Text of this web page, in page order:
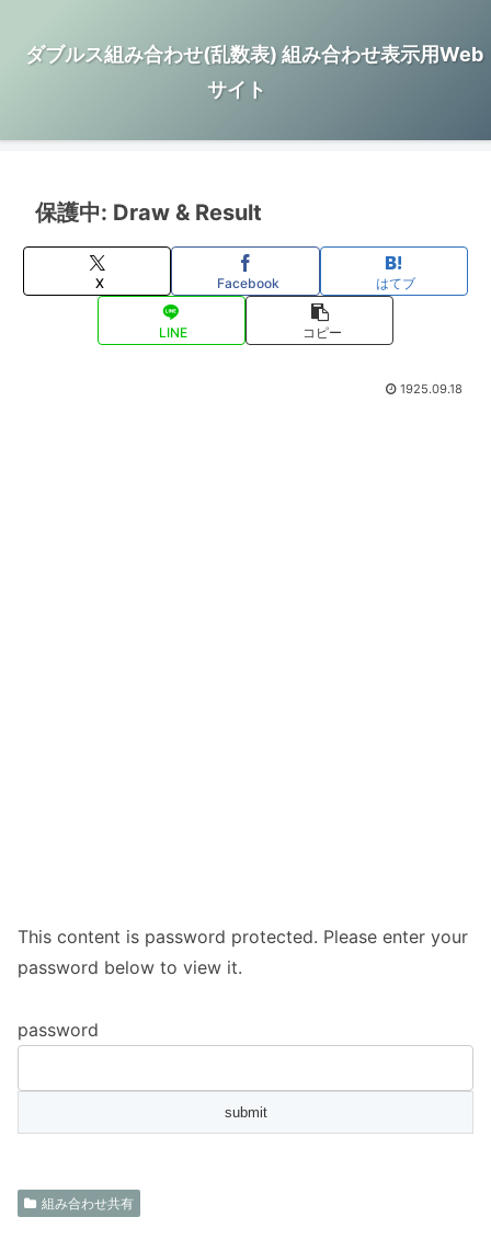
ダブルス組み合わせ(乱数表) 組み合わせ表示用Web
サイト
保護中: Draw & Result
X Facebook はてブ
LINE コピー
1925.09.18
This content is password protected. Please enter your
password below to view it.
password
組み合わせ共有